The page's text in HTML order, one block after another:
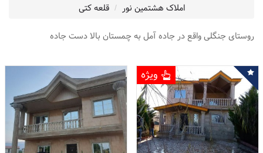
املاک هشتمین نور
قلعه کتی
روستای جنگلی واقع در جاده آمل به چمستان بالا دست جاده
ویژه